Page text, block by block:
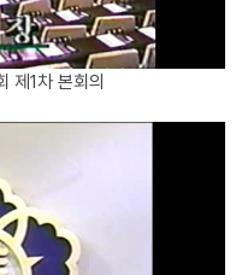
제1차 본회의